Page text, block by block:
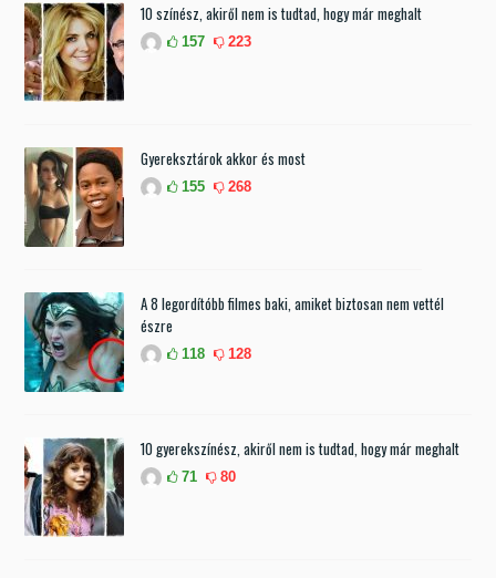
10 színész, akiről nem is tudtad, hogy már meghalt
157 223
Gyereksztárok akkor és most
155 268
A 8 legordítóbb filmes baki, amiket biztosan nem vettél
észre
118 128
10 gyerekszínész, akiről nem is tudtad, hogy már meghalt
71 80